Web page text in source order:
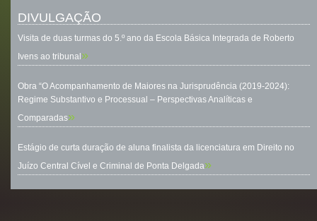
DIVULGAÇÃO
Visita de duas turmas do 5.º ano da Escola Básica Integrada de Roberto
Ivens ao tribunal »
Obra “O Acompanhamento de Maiores na Jurisprudência (2019-2024):
Regime Substantivo e Processual – Perspectivas Analíticas e
Comparadas»
Estágio de curta duração de aluna finalista da licenciatura em Direito no
Juízo Central Cível e Criminal de Ponta Delgada»